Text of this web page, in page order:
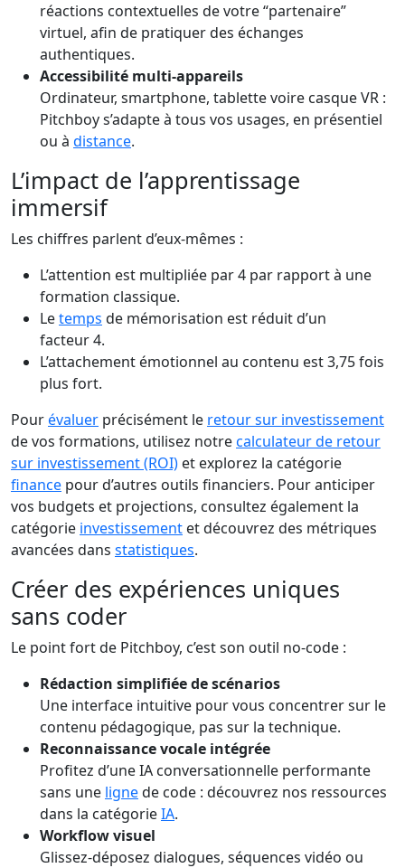
réactions contextuelles de votre “partenaire”
virtuel, afin de pratiquer des échanges
authentiques.
Accessibilité multi-appareils
Ordinateur, smartphone, tablette voire casque VR :
Pitchboy s’adapte à tous vos usages, en présentiel
ou à distance.
L’impact de l’apprentissage
immersif
Les chiffres parlent d’eux-mêmes :
L’attention est multipliée par 4 par rapport à une
formation classique.
Letemps de mémorisation est réduit d’un
facteur 4.
L’attachement émotionnel au contenu est 3,75 fois
plus fort.
Pourévaluer précisément le retour sur investissement
de vos formations, utilisez notrecalculateur de retour
sur investissement (ROI) et explorez la catégorie
finance pour d’autres outils financiers. Pour anticiper
vos budgets et projections, consultez également la
catégorie investissement et découvrez des métriques
avancées dans statistiques.
Créer des expériences uniques
sans coder
Le point fort de Pitchboy, c’est son outil no-code :
Rédaction simplifiée de scénarios
Une interface intuitive pour vous concentrer sur le
contenu pédagogique, pas sur la technique.
Reconnaissance vocale intégrée
Profitez d’une IA conversationnelle performante
sans une lignede code : découvrez nos ressources
dans la catégorieIA.
Workflow visuel
Glissez-déposez dialogues, séquences vidéo ou